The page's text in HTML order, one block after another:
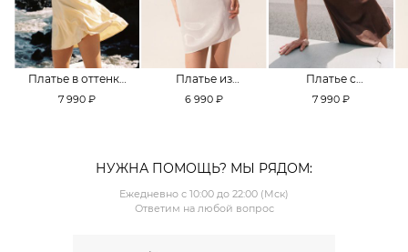
Платье в оттенке
Pale Banana
7 990 ₽
Платье из
смесовой вискозы
6 990 ₽
Платье с
кружевной
7 990 ₽
НУЖНА ПОМОЩЬ? МЫ РЯДОМ:
Ежедневно с 10:00 до 22:00 (Мск)
Ответим на любой вопрос